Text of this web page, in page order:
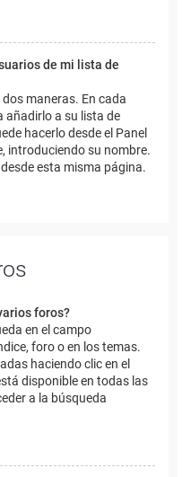
de mi lista de
maneras. En cada
añadirlo a su lista de
hacerlo desde el Panel
introduciendo su nombre.
esta misma página.
foros?
en el campo
foro o en los temas.
haciendo clic en el
disponible en todas las
a la búsqueda